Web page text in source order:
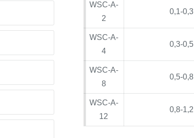
WSC-A-
2
0,1-0,3
WSC-A-
4
0,3-0,5
WSC-A-
8
0,5-0,8
WSC-A-
12
0,8-1,2